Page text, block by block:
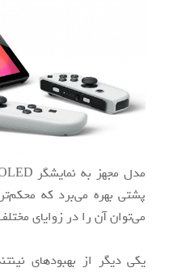
پشتی بهره می‌برد که
می‌توان آن را در زوایای
یکی دیگر از بهبودهای